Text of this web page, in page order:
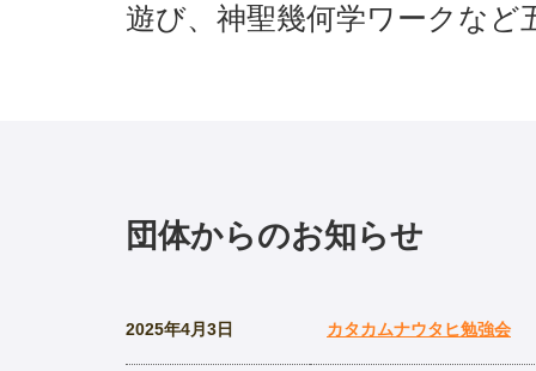
遊び、神聖幾何学ワークなど
団体からのお知らせ
2025年4月3日 カタカムナウタヒ勉強会